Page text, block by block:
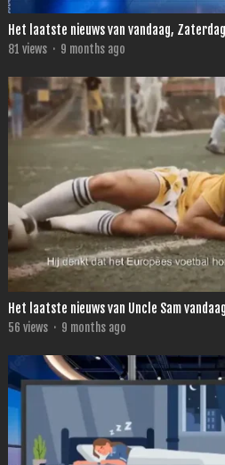
Het laatste nieuws van vandaag,
81 views · 9 months ago
Het laatste nieuws van Uncle Sam
56 views · 9 months ago